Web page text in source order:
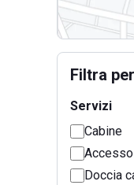
Filtra per
Servizi
Cabine
Doccia